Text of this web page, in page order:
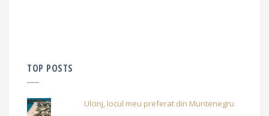
TOP POSTS
Ulcinj, locul meu preferat din Muntenegru